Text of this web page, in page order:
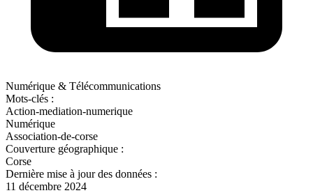
Numérique & Télécommunications
Mots-clés :
Action-mediation-numerique
Numérique
Association-de-corse
Couverture géographique :
Corse
Dernière mise à jour des données :
11 décembre 2024